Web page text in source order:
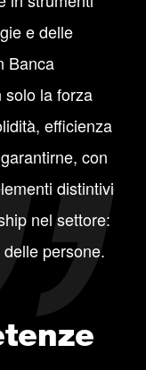
e delle
Banca
solo la forza
efficienza
con
distintivi
nel settore:
persone.